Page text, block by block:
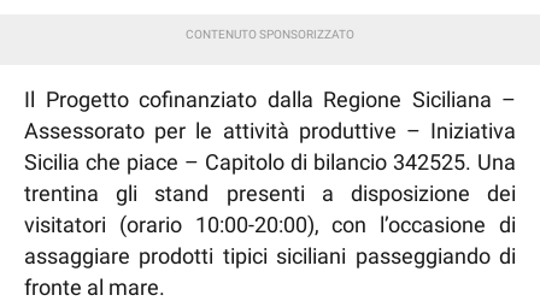
Il Progetto cofinanziato dalla Regione Siciliana –
Assessorato per le attività produttive – Iniziativa
Sicilia che piace – Capitolo di bilancio 342525. Una
trentina gli stand presenti a disposizione dei
visitatori (orario 10:00-20:00), con l’occasione di
assaggiare prodotti tipici siciliani passeggiando di
fronte al mare.